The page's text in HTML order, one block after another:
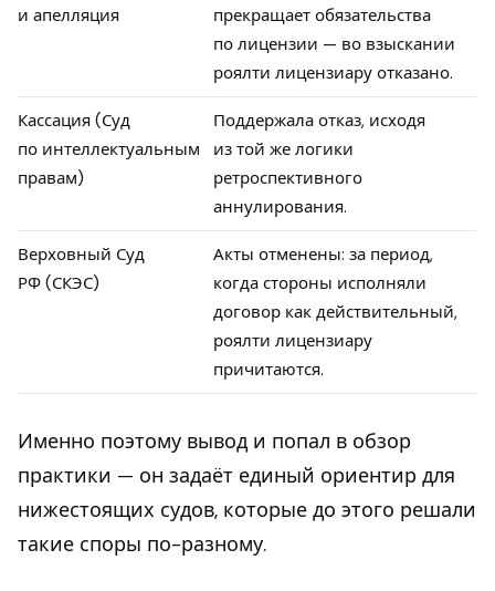
и апелляция
прекращает обязательства
по лицензии — во взыскании
роялти лицензиару отказано.
Кассация (Суд
по интеллектуальным
правам)
Поддержала отказ, исходя
из той же логики
ретроспективного
аннулирования.
Верховный Суд
РФ (СКЭС)
Акты отменены: за период,
когда стороны исполняли
договор как действительный,
роялти лицензиару
причитаются.
Именно поэтому вывод и попал в обзор
практики — он задаёт единый ориентир для
нижестоящих судов, которые до этого решали
такие споры по-разному.